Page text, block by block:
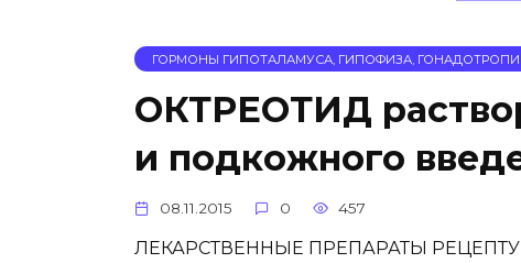
ГОРМОНЫ ГИПОТАЛАМУСА, ГИПОФИЗА,
ОКТРЕОТИД
и подкожного
08.11.2015 0 457
ЛЕКАРСТВЕННЫЕ ПРЕПАРАТЫ